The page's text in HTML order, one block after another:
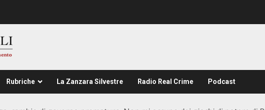
Rubriche La Zanzara Silvestre Radio Real Crime Podcast